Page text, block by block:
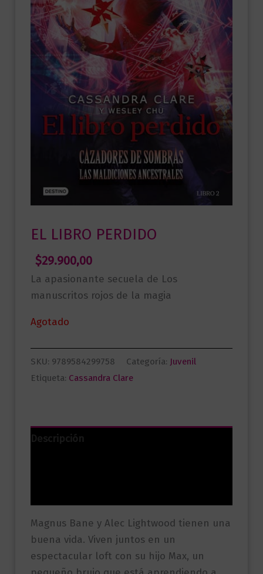
EL LIBRO PERDIDO
$29.900,00
La apasionante secuela de Los
manuscritos rojos de la magia
Agotado
SKU: 9789584299758 Categoría: Juvenil
Etiqueta: Cassandra Clare
Descripción
Magnus Bane y Alec Lightwood tienen una
buena vida. Viven juntos en un
espectacular loft con su hijo Max, un